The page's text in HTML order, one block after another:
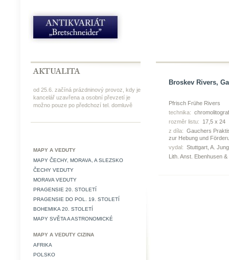
od 25.6. začíná prázdninový provoz, kdy je
kancelář uzavřena a osobní převzetí je
možno pouze po předchozí tel. domluvě
MAPY A VEDUTY
MAPY ČECHY, MORAVA, A SLEZSKO
ČECHY VEDUTY
MORAVA VEDUTY
PRAGENSIE 20. STOLETÍ
PRAGENSIE DO POL. 19. STOLETÍ
BOHEMIKA 20. STOLETÍ
MAPY SVĚTA A ASTRONOMICKÉ
MAPY A VEDUTY CIZINA
AFRIKA
POLSKO
Broskev Rivers,
Pfrisch Frühe Rivers
technika:
rozměr listu:
17,5 x 24
z díla: Gauchers
zur Hebung und
vydal: Stuttgart, A.
Lith. Anst. Ebenhusen